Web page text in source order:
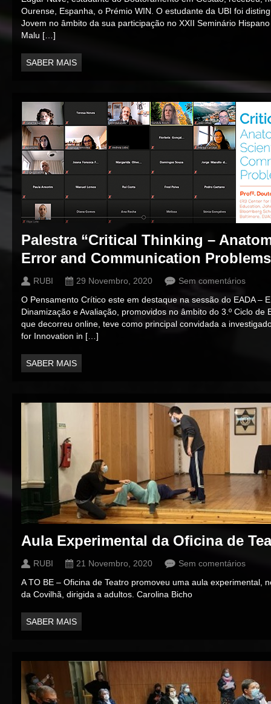
Ourense, Espanha, o Prémio WIN. O estudante da UBI foi
Jovem no âmbito da sua participação no XXII Seminário
Malu […]
SABER MAIS
Palestra “Critical Thinking –
Error and Communication
RUBI 29 Novembro, 2020
Sem comentários
O Pensamento Crítico este em destaque na sessão do EADA –
Dinamização e Avaliação, promovidos no âmbito do 3.º Ciclo de
que decorreu online, teve como principal convidada a
for Innovation in […]
SABER MAIS
Aula Experimental da Oficina de
RUBI 21 Novembro, 2020
Sem comentários
A TO BE – Oficina de Teatro promoveu uma aula experimental,
da Covilhã, dirigida a adultos. Carolina Bicho
SABER MAIS